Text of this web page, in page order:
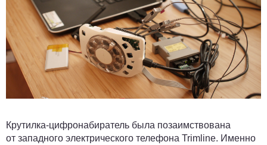
Крутилка-цифронабиратель была позаимствована
от западного электрического телефона Trimline. Именно